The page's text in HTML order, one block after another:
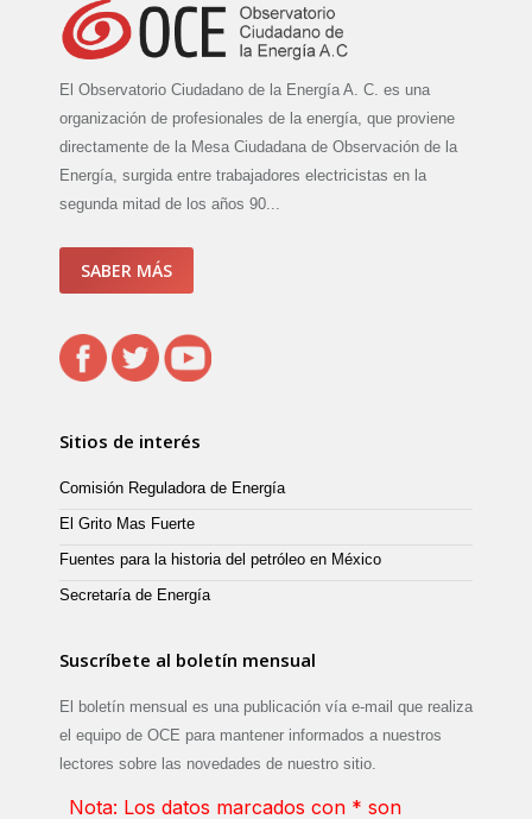
El Observatorio Ciudadano de la Energía A. C. es una
organización de profesionales de la energía, que proviene
directamente de la Mesa Ciudadana de Observación de la
Energía, surgida entre trabajadores electricistas en la
segunda mitad de los años 90...
SABER MÁS
Sitios de interés
Comisión Reguladora de Energía
El Grito Mas Fuerte
Fuentes para la historia del petróleo en México
Secretaría de Energía
Suscríbete al boletín mensual
El boletín mensual es una publicación vía e-mail que realiza
el equipo de OCE para mantener informados a nuestros
lectores sobre las novedades de nuestro sitio.